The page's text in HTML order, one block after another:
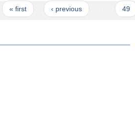
Pages
« first ‹ previous 49